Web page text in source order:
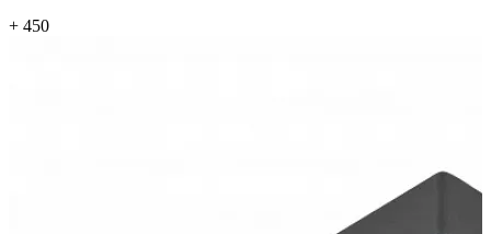
+ 450